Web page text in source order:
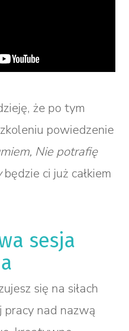
że po tym
powiedzenie
Nie potrafię
będzie ci już całkiem
sesja
się na siłach
pracy nad nazwą